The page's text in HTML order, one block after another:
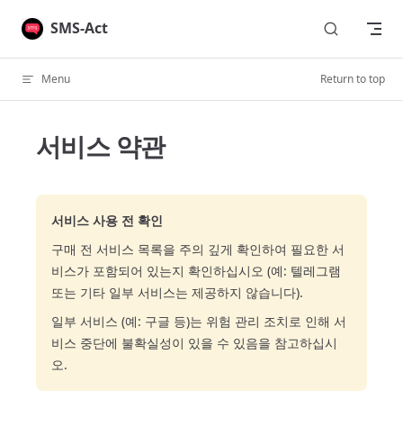
Skip to content
SMS-Act
Menu Return to top
서비스 약관
서비스 사용 전 확인
구매 전 서비스 목록을 주의 깊게 확인하여 필요한 서
비스가 포함되어 있는지 확인하십시오 (예: 텔레그램
또는 기타 일부 서비스는 제공하지 않습니다).
일부 서비스 (예: 구글 등)는 위험 관리 조치로 인해 서
비스 중단에 불확실성이 있을 수 있음을 참고하십시
오.